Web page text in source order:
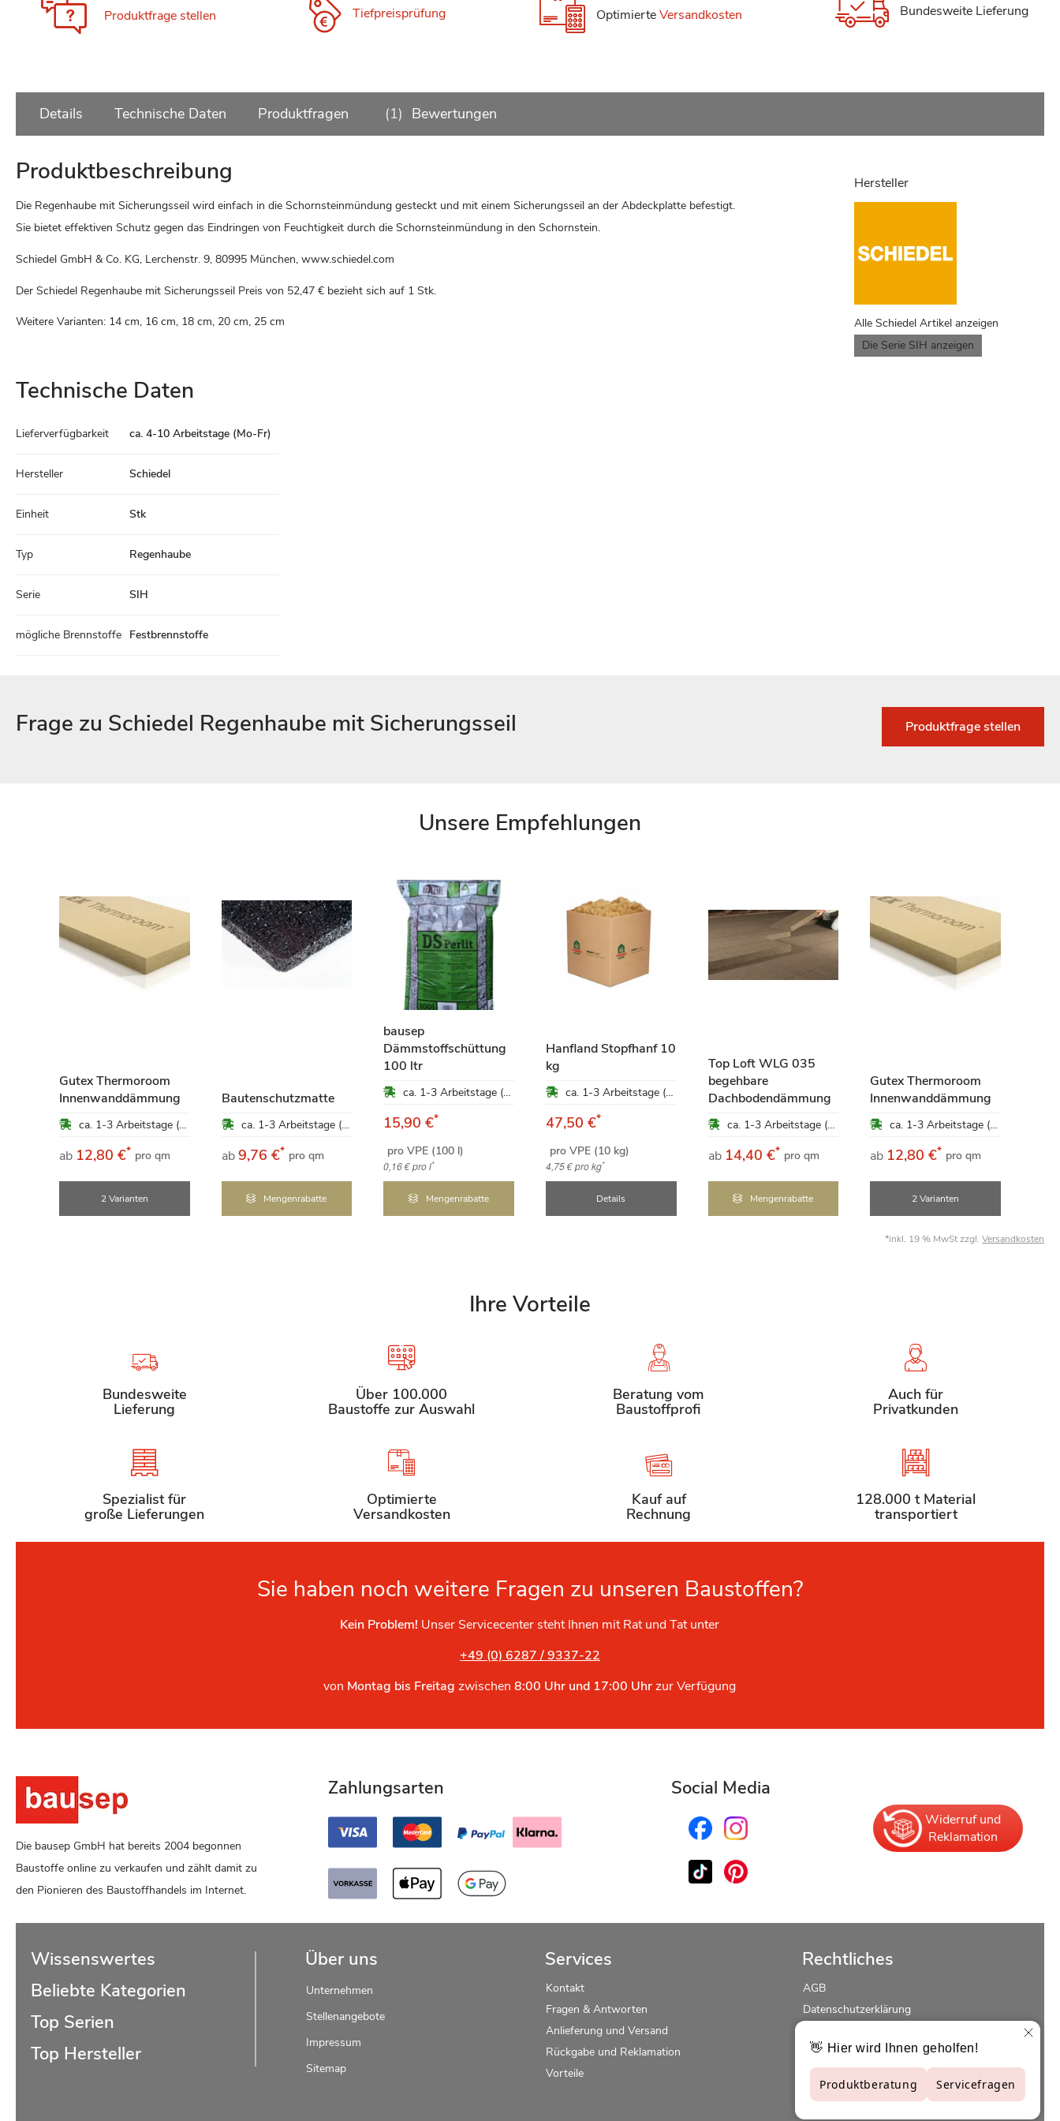
Produktfrage stellen Tiefpreisprüfung OptimierteVersandkosten Bundesweite Lieferung
Details Technische Daten Produktfragen 1 Bewertungen
Hersteller
Alle Schiedel Artikel anzeigen
Die Serie SIH anzeigen
Produktbeschreibung
Die Regenhaube mit Sicherungsseil wird einfach in die Schornsteinmündung gesteckt und mit einem Sicherungsseil an der Abdeckplatte befestigt.
Sie bietet effektiven Schutz gegen das Eindringen von Feuchtigkeit durch die Schornsteinmündung in den Schornstein.
Schiedel GmbH & Co. KG, Lerchenstr. 9, 80995 München, www.schiedel.com
Der Schiedel Regenhaube mit Sicherungsseil Preis von 52,47 € bezieht sich auf 1 Stk.
Weitere Varianten: 14 cm, 16 cm, 18 cm, 20 cm, 25 cm
Technische Daten
Daten
Lieferverfügbarkeit ca. 4-10 Arbeitstage (Mo-Fr)
Hersteller Schiedel
Einheit Stk
Typ Regenhaube
Serie SIH
mögliche Brennstoffe Festbrennstoffe
Frage zu Schiedel Regenhaube mit Sicherungsseil Produktfrage stellen
Unsere Empfehlungen
Gutex Thermoroom
Innenwanddämmung
ca. 1-3 Arbeitstage (Mo-Fr)
ab 12,80 €* pro qm
2 Varianten
Bautenschutzmatte
ca. 1-3 Arbeitstage (Mo-Fr)
ab 9,76 €* pro qm
Mengenrabatte
bausep
Dämmstoffschüttung
100 ltr
ca. 1-3 Arbeitstage (Mo-Fr)
15,90 €*
pro VPE (100 l)
0,16 €pro l*
Mengenrabatte
Hanfland Stopfhanf 10
kg
ca. 1-3 Arbeitstage (Mo-Fr)
47,50 €*
pro VPE (10 kg)
4,75 €pro kg*
Details
Top Loft WLG 035
begehbare
Dachbodendämmung
ca. 1-3 Arbeitstage (Mo-Fr)
ab 14,40 €* pro qm
Mengenrabatte
Gutex Thermoroom
Innenwanddämmung
ca. 1-3 Arbeitstage (Mo-Fr)
ab 12,80 €* pro qm
2 Varianten
*inkl. 19 % MwSt zzgl. Versandkosten
Ihre Vorteile
Bundesweite
Lieferung
Über 100.000
Baustoffe zur Auswahl
Beratung vom
Baustoffprofi
Auch für
Privatkunden
Spezialist für
große Lieferungen
Optimierte
Versandkosten
Kauf auf
Rechnung
128.000 t Material
transportiert
Sie haben noch weitere Fragen zu unseren Baustoffen?
Kein Problem! Unser Servicecenter steht Ihnen mit Rat und Tat unter
+49 (0) 6287 / 9337-22
von Montag bis Freitag zwischen8:00 Uhr und 17:00 Uhrzur Verfügung
Die bausep GmbH hat bereits 2004 begonnen
Baustoffe online zu verkaufen und zählt damit zu
den Pionieren des Baustoffhandels im Internet.
Zahlungsarten Social Media
Widerruf und
Reklamation
Wissenswertes
Beliebte Kategorien
Top Serien
Top Hersteller
Über uns
Unternehmen
Stellenangebote
Impressum
Sitemap
Services
Kontakt
Fragen & Antworten
Anlieferung und Versand
Rückgabe und Reklamation
Vorteile
Rechtliches
AGB
Datenschutzerklärung
Widerrufsrecht